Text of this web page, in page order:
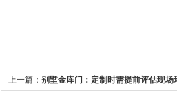
上一篇： 别墅金库门：定制时需提前评估现场